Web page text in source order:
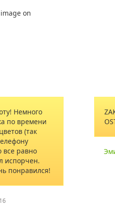
on
Немного
по времени
(так
равно
испорчен.
понравился!